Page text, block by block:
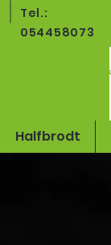
Tel.:
054458073
Halfbrodt